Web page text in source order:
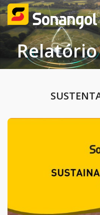
Relatório